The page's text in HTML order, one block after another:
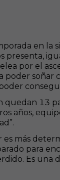
en la
presenta,
por el
poder soñar
quedan 13
años,
es más
para
Es una